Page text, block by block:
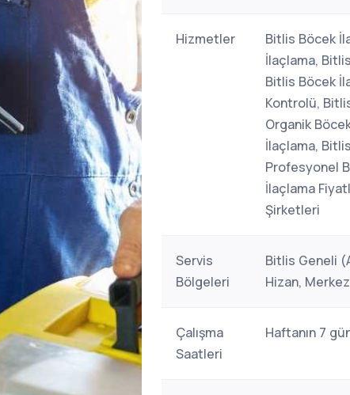
Hizmetler
Bitlis Böcek
İlaçlama,
Bitlis Böcek
Kontrolü,
Organik
İlaçlama,
Profesyonel
İlaçlama
Şirketleri
Servis
Bölgeleri
Bitlis Geneli
Hizan,
Çalışma
Saatleri
Haftanın 7